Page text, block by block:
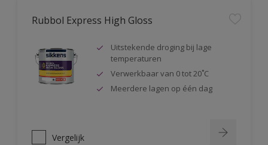
Rubbol Express High Gloss
Uitstekende droging bij lage
temperaturen
Verwerkbaar van 0 tot 20˚C
Meerdere lagen op één dag
Vergelijk